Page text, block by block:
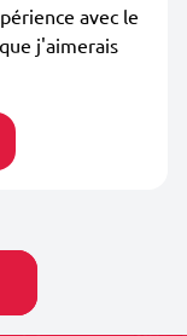
avec le
j'aimerais